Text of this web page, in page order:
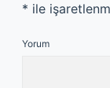
* ile
Yorum